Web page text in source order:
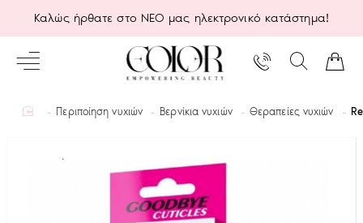
Καλώς ήρθατε στο ΝΕΟ μας ηλεκτρονικό κατάστημα!
homeΠεριποίηση νυχιών Βερνίκια νυχιών Θεραπείες νυχιών